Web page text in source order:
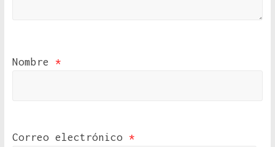
Nombre *
Correo electrónico *